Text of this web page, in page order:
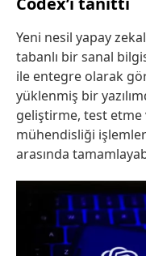
Yeni nesil yapay
tabanlı bir sanal
ile entegre olarak
yüklenmiş bir
geliştirme, test etme
mühendisliği
arasında